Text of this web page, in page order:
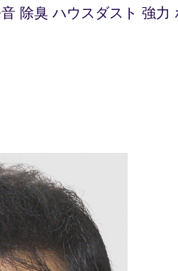
除臭 ハウスダスト 強力